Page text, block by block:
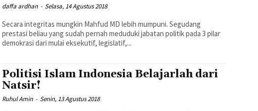
daffa ardhan - Selasa, 14 Agustus 2018
Secara integritas mungkin Mahfud MD lebih mumpuni. Segudang
prestasi beliau yang sudah pernah meduduki jabatan politik pada 3 pilar
demokrasi dari mulai eksekutif, legislatif,...
Politisi Islam Indonesia Belajarlah dari
Natsir!
Ruhul Amin - Senin, 13 Agustus 2018